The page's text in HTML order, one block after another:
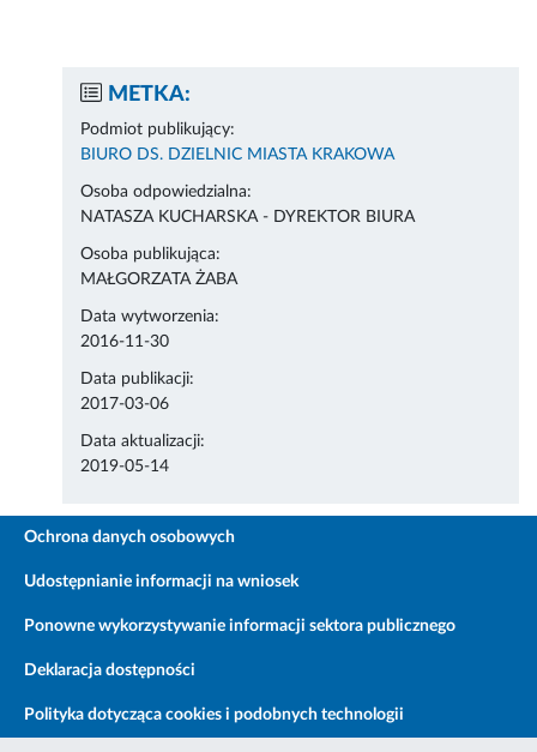
METKA:
Podmiot publikujący:
BIURO DS. DZIELNIC MIASTA KRAKOWA
Osoba odpowiedzialna:
NATASZA KUCHARSKA - DYREKTOR BIURA
Osoba publikująca:
MAŁGORZATA ŻABA
Data wytworzenia:
2016-11-30
Data publikacji:
2017-03-06
Data aktualizacji:
2019-05-14
Ochrona danych osobowych
Udostępnianie informacji na wniosek
Ponowne wykorzystywanie informacji sektora publicznego
Deklaracja dostępności
Polityka dotycząca cookies i podobnych technologii